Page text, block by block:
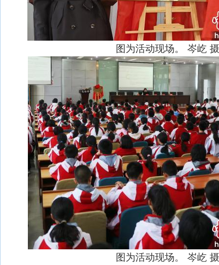
图为活动现场。 岑屹 摄
图为活动现场。 岑屹 摄